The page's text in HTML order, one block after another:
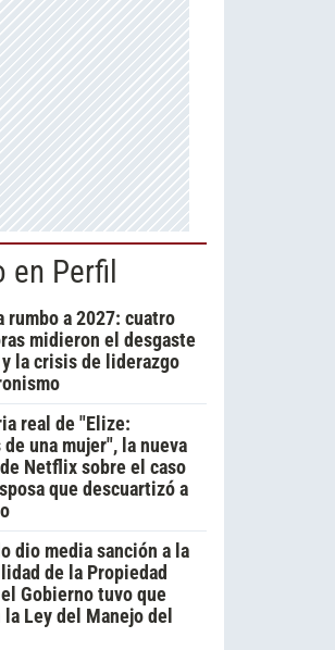
en Perfil
rumbo a 2027: cuatro
midieron el desgaste
la crisis de liderazgo
real de "Elize:
de una mujer", la nueva
Netflix sobre el caso
que descuartizó a
dio media sanción a la
de la Propiedad
Gobierno tuvo que
Ley del Manejo del